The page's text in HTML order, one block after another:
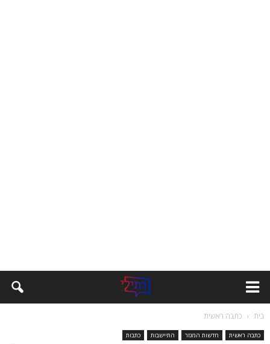
בית כתבה ראשית
כתבה ראשית חדשות המגזר התיישבות כתבות